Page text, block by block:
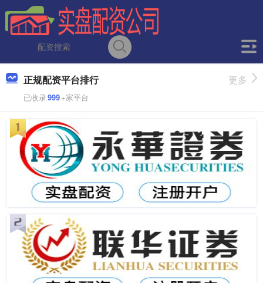
正规配资平台排行
已收录999+家平台
更多